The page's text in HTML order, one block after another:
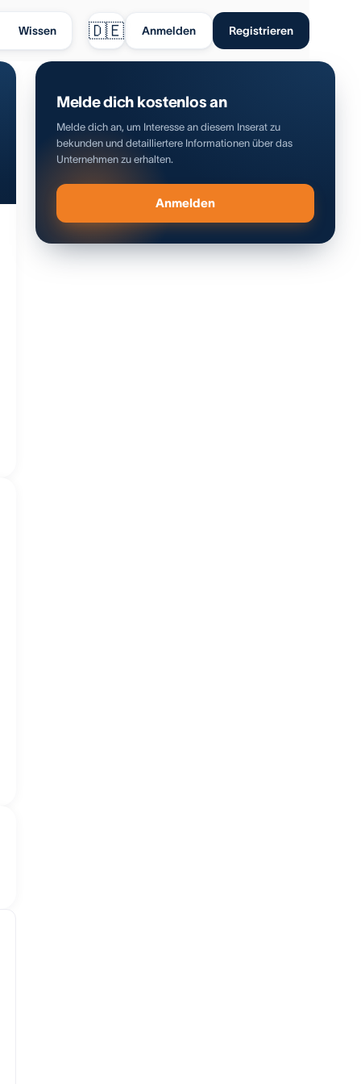
Wissen 🇩🇪 Anmelden Registrieren
Melde dich kostenlos an
Melde dich an, um Interesse an diesem Inserat zu
bekunden und detailliertere Informationen über das
Unternehmen zu erhalten.
Anmelden